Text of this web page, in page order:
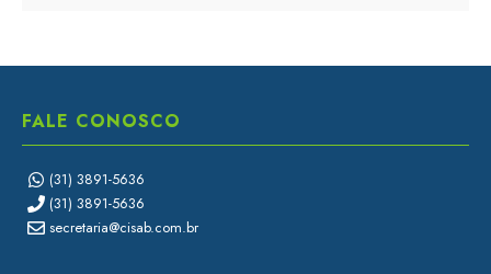
FALE CONOSCO
(31) 3891-5636
(31) 3891-5636
secretaria@cisab.com.br